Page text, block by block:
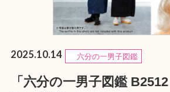
2025.10.14 六分の一男子図鑑
「六分の一男子図鑑